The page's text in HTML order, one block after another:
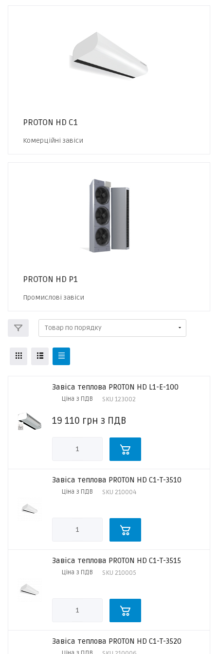
PROTON HD C1
Комерційні завіси
PROTON HD P1
Промислові завіси
Завіса теплова PROTON HD L1-E-100
Ціна з ПДВ SKU 123002
19 110 грн з ПДВ
Завіса теплова PROTON HD C1-T-3510
Ціна з ПДВ SKU 210004
Завіса теплова PROTON HD C1-T-3515
Ціна з ПДВ SKU 210005
Завіса теплова PROTON HD C1-T-3520